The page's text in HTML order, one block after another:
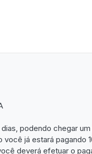
podendo chegar
já estará pagando
deverá efetuar o